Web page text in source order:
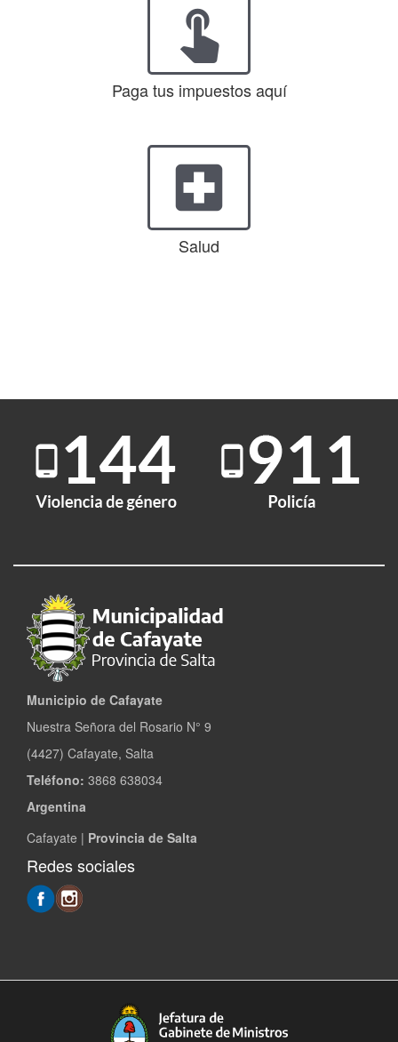
touch_app
Paga tus impuestos aquí
local_hospital
Salud
Municipio de Cafayate
Nuestra Señora del Rosario N° 9
(4427) Cafayate, Salta
Teléfono: 3868 638034
Argentina
Cafayate | Provincia de Salta
Redes sociales